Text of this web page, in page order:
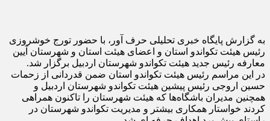
به گزارش پایگاه خبری تحلیلی حرف آور، با حضور تورج خوشروزی
رئیس هیئت تکواندو استان و اعضای هیئت استان و شهرستان آیین
معارفه رئیس جدید هیئت تکواندو شهرستان اردبیل برگزار شد.
در این مراسم رئیس هیئت تکواندو استان ضمن قدردانی از زحمات
حسین اروجی رئیس پیشین هیئت تکواندو شهرستان اردبیل و
همچنین مدیران باشگاه‌ها که هیئت شهرستان را تاکنون همراهی
کردند خواستار همکاری بیشتر و مدیریت تکواندو شهرستان در